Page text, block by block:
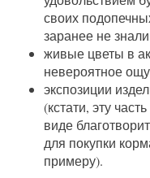
своих
заранее не
живые цветы в
невероятное
экспозиции
(кстати, эту
виде
для покупки
примеру).